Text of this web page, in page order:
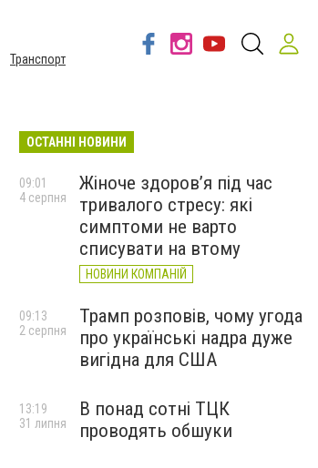
Транспорт
ОСТАННІ НОВИНИ
Жіноче здоров’я під час
тривалого стресу: які
симптоми не варто
списувати на втому
НОВИНИ КОМПАНІЙ
09:01
4 серпня
Трамп розповів, чому угода
про українські надра дуже
вигідна для США
09:13
2 серпня
В понад сотні ТЦК
проводять обшуки
13:19
31 липня